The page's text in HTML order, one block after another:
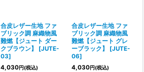
合皮レザー生地 ファ
ブリック調 麻織物風
難燃【ジュート ダー
クブラウン】
[JUTE-
03]
4,030円(税込)
合皮レザー生地 ファ
ブリック調 麻織物風
難燃【ジュート グレ
ーブラック】
[JUTE-
06]
4,030円(税込)